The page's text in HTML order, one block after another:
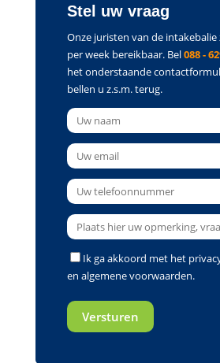
Stel uw vraag
Onze juristen van de intakebalie
per week bereikbaar. Bel088 -
het onderstaande
bellen u z.s.m. terug.
Ik ga akkoord met het
en algemene voorwaarden.